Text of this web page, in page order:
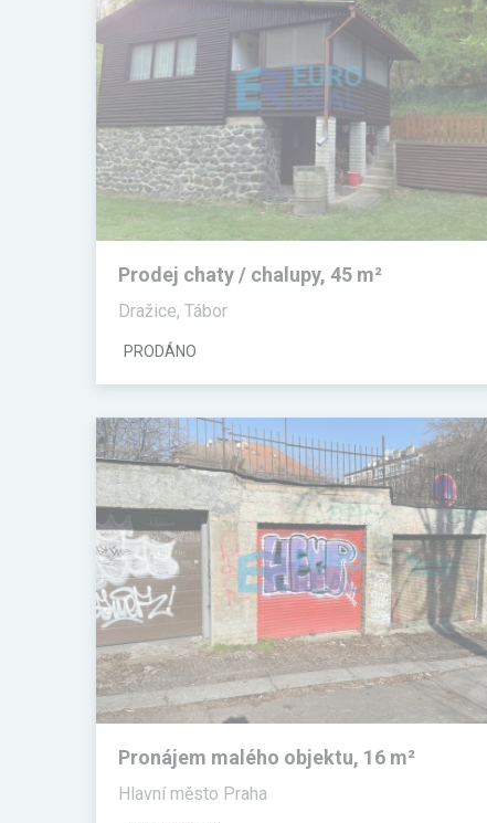
Prodej chaty / chalupy, 45 m²
Dražice, Tábor
PRODÁNO
Pronájem malého objektu, 16 m²
Hlavní město Praha